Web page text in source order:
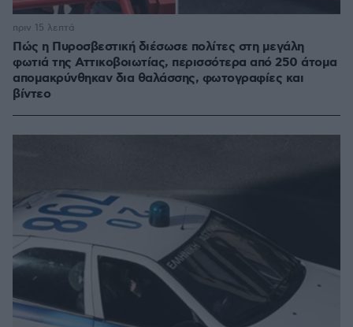
Πώς η Πυροσβεστική διέσωσε πολίτες στη μεγάλη
φωτιά της Αττικοβοιωτίας, περισσότερα από 250 άτομα
απομακρύνθηκαν δια θαλάσσης, φωτογραφίες και
βίντεο
πριν 15 λεπτά